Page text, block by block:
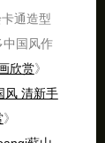
通造型
中国风作
欣赏》
风 清新手
》